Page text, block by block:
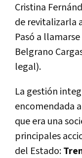
Cristina
de revitalizarla
Pasó a
Belgrano
legal).
La gestión
encomendada
que era una
principales
del Estado: